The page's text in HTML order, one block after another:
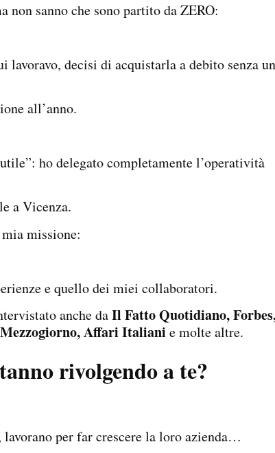
sanno che sono partito da ZERO:
decisi di acquistarla a debito senza
all’anno.
ho delegato completamente l’operatività
a Vicenza.
missione:
e quello dei miei collaboratori.
anche daIl Fatto Quotidiano,
Affari Italiani e molte altre.
rivolgendo a te?
per far crescere la loro azienda…